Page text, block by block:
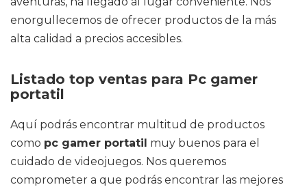
enorgullecemos de ofrecer productos de la más
alta calidad a precios accesibles.
Listado top ventas para Pc gamer
portatil
Aquí podrás encontrar multitud de productos
como pc gamer portatil muy buenos para el
cuidado de videojuegos. Nos queremos
comprometer a que podrás encontrar las mejores